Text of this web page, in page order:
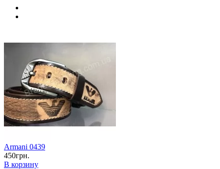
Armani 0439
450грн.
В корзину